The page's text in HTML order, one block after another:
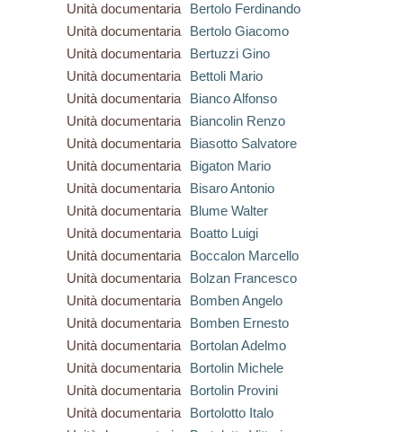
Unità documentaria
Bertolo Ferdinando
Unità documentaria
Bertolo Giacomo
Unità documentaria
Bertuzzi Gino
Unità documentaria
Bettoli Mario
Unità documentaria
Bianco Alfonso
Unità documentaria
Biancolin Renzo
Unità documentaria
Biasotto Salvatore
Unità documentaria
Bigaton Mario
Unità documentaria
Bisaro Antonio
Unità documentaria
Blume Walter
Unità documentaria
Boatto Luigi
Unità documentaria
Boccalon Marcello
Unità documentaria
Bolzan Francesco
Unità documentaria
Bomben Angelo
Unità documentaria
Bomben Ernesto
Unità documentaria
Bortolan Adelmo
Unità documentaria
Bortolin Michele
Unità documentaria
Bortolin Provini
Unità documentaria
Bortolotto Italo